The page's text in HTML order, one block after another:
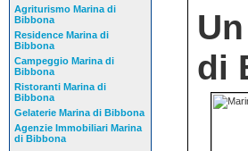
di
Agriturismo Marina di
Bibbona
Residence Marina di
Bibbona
Campeggio Marina di
Bibbona
Ristoranti Marina di
Bibbona
Gelaterie Marina di Bibbona
Agenzie Immobiliari Marina
di Bibbona